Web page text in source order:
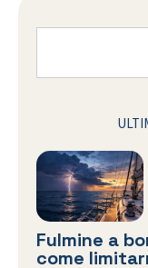
Fulmine a
come